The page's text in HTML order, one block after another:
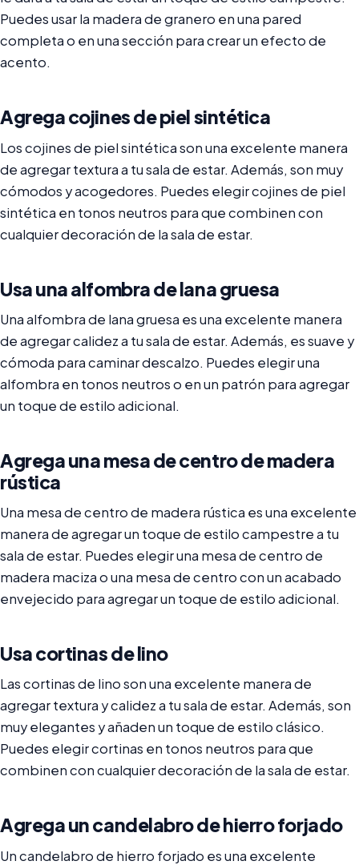
Puedes usar la madera de granero en una pared
completa o en una sección para crear un efecto de
acento.
Agrega cojines de piel sintética
Los cojines de piel sintética son una excelente manera
de agregar textura a tu sala de estar. Además, son muy
cómodos y acogedores. Puedes elegir cojines de piel
sintética en tonos neutros para que combinen con
cualquier decoración de la sala de estar.
Usa una alfombra de lana gruesa
Una alfombra de lana gruesa es una excelente manera
de agregar calidez a tu sala de estar. Además, es suave y
cómoda para caminar descalzo. Puedes elegir una
alfombra en tonos neutros o en un patrón para agregar
un toque de estilo adicional.
Agrega una mesa de centro de madera
rústica
Una mesa de centro de madera rústica es una excelente
manera de agregar un toque de estilo campestre a tu
sala de estar. Puedes elegir una mesa de centro de
madera maciza o una mesa de centro con un acabado
envejecido para agregar un toque de estilo adicional.
Usa cortinas de lino
Las cortinas de lino son una excelente manera de
agregar textura y calidez a tu sala de estar. Además, son
muy elegantes y añaden un toque de estilo clásico.
Puedes elegir cortinas en tonos neutros para que
combinen con cualquier decoración de la sala de estar.
Agrega un candelabro de hierro forjado
Un candelabro de hierro forjado es una excelente